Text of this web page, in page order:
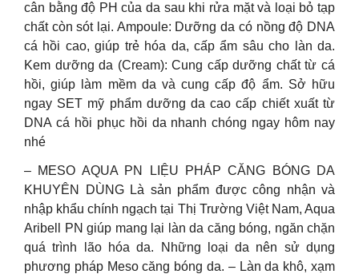
cân bằng độ PH của da sau khi rửa mặt và loại bỏ tạp
chất còn sót lại. Ampoule: Dưỡng da có nồng độ DNA
cá hồi cao, giúp trẻ hóa da, cấp ẩm sâu cho làn da.
Kem dưỡng da (Cream): Cung cấp dưỡng chất từ cá
hồi, giúp làm mềm da và cung cấp độ ẩm. Sở hữu
ngay SET mỹ phẩm dưỡng da cao cấp chiết xuất từ
DNA cá hồi phục hồi da nhanh chóng ngay hôm nay
nhé
– MESO AQUA PN LIỆU PHÁP CĂNG BÓNG DA
KHUYÊN DÙNG Là sản phẩm được công nhận và
nhập khẩu chính ngạch tại Thị Trường Việt Nam, Aqua
Aribell PN giúp mang lại làn da căng bóng, ngăn chặn
quá trình lão hóa da. Những loại da nên sử dụng
phương pháp Meso căng bóng da. – Làn da khô, xạm